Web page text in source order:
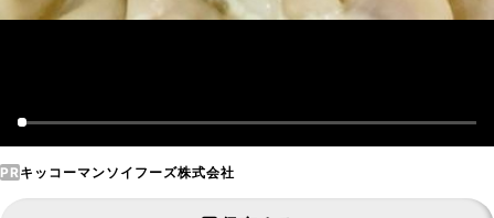
PRキッコーマンソイフーズ株式会社